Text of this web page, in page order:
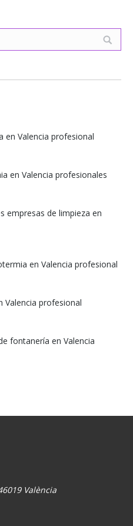
en Valencia profesional
en Valencia profesionales
empresas de limpieza en
en Valencia profesional
Valencia profesional
fontanería en Valencia
València